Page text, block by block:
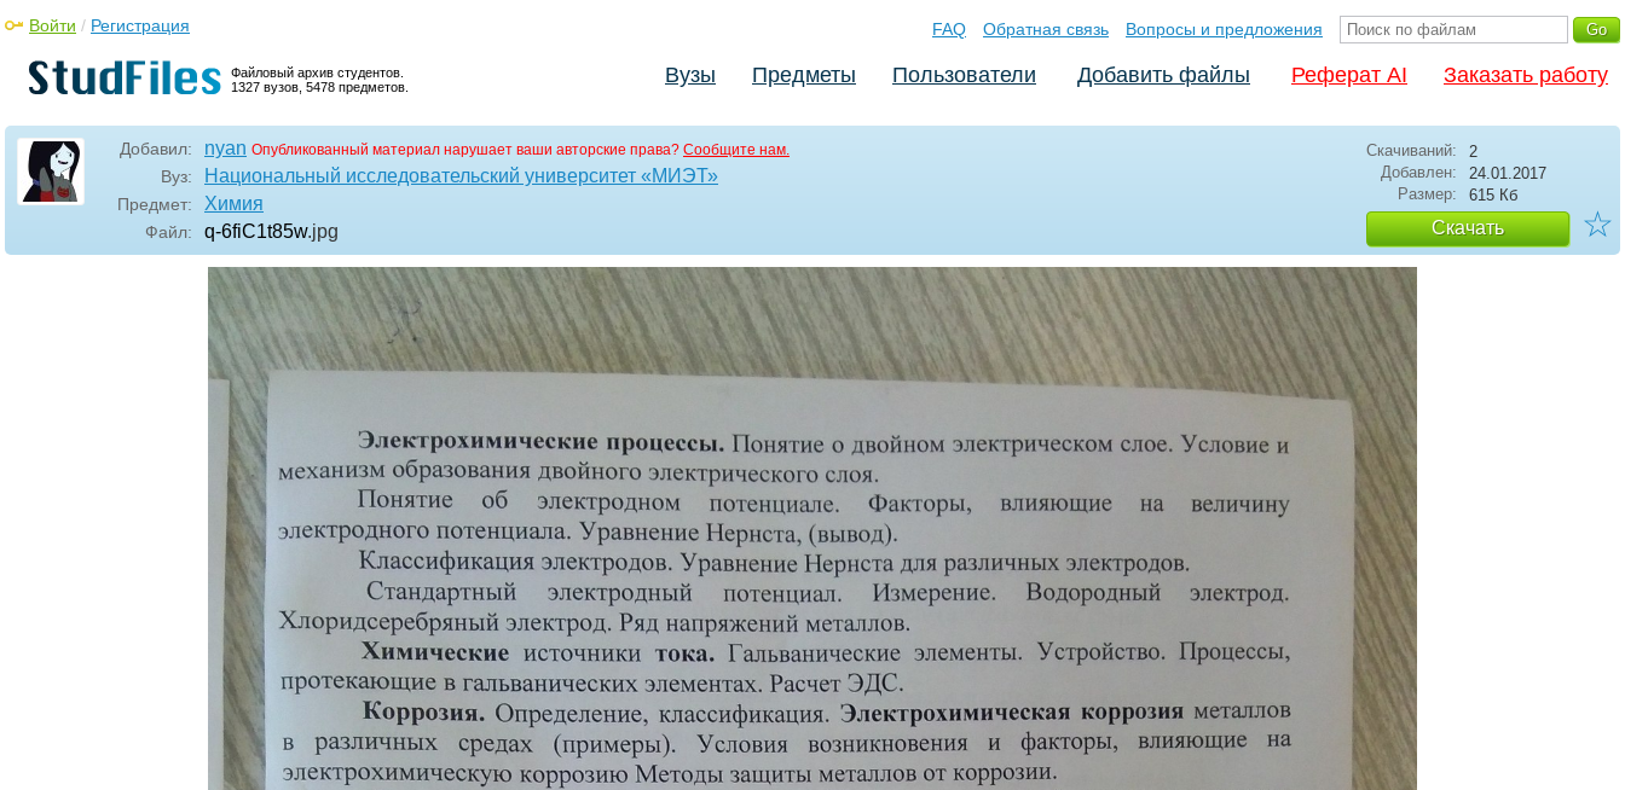
Файловый архив студентов.
1327 вузов, 5478 предметов.
Войти / Регистрация FAQ Обратная связь Вопросы и предложения
Вузы Предметы Пользователи Добавить файлы Реферат AI Заказать работу
Добавил: nyan Опубликованный материал нарушает ваши авторские права? Сообщите нам.
Вуз: Национальный исследовательский университет «МИЭТ»
Предмет: Химия
Файл: q-6fiC1t85w.jpg
Скачиваний:
2
Добавлен:
24.01.2017
Размер:
615 Кб
Скачать ☆